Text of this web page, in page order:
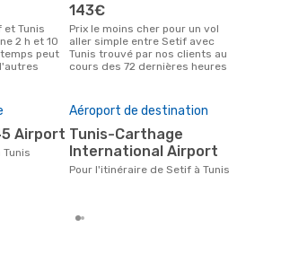
2 h et 10
peut
143€
Prix le moins cher pour un vol
aller simple entre Setif avec
Tunis trouvé par nos clients au
cours des 72 dernières heures
Airport
Tunis
Aéroport de destination
Tunis-Carthage
International Airport
Pour l'itinéraire de Setif à Tunis